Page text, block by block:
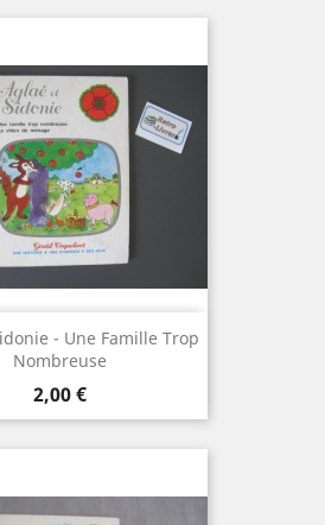
- Une Famille Trop
Nombreuse
Prix
2,00 €